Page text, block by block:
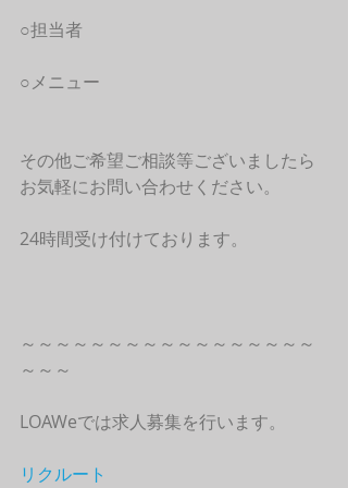
○担当者
○メニュー
その他ご希望ご相談等ございましたら
お気軽にお問い合わせください。
24時間受け付けております。
～～～～～～～～～～～～～～～～～
～～～
LOAWeでは求人募集を行います。
リクルート